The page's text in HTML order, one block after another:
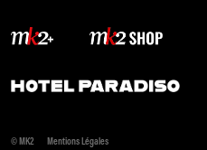
© MK2 Mentions Légales